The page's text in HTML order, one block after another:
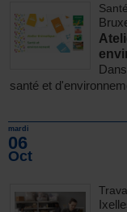
Santé
santé et
mardi
06
Oct